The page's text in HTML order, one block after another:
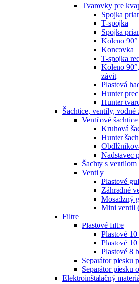
Tvarovky pre
Spojka
T-spojka
Spojka
Koleno 90°
Koncovka
T-spojka
Koleno
závit
Plastová
Hunter
Hunter
Šachtice, ventily, vodné
Ventilové šachtice
Kruhová
Hunter
Nadstavec
Šachty s
Ventily
Plastové
Záhradné
Mosadzný
Mini ventil
Filtre
Plastové filtre
Plastové 10
Plastové 10
Plastové 8
Separátor piesku
Separátor piesku
Elektroinštalačný